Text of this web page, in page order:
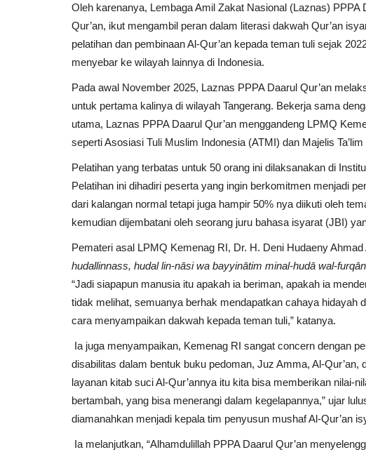
Oleh karenanya, Lembaga Amil Zakat Nasional (Laznas) PPPA
Qur’an, ikut mengambil peran dalam literasi dakwah Qur’an
pelatihan dan pembinaan Al-Qur’an kepada teman tuli sejak
menyebar ke wilayah lainnya di Indonesia.
Pada awal November 2025, Laznas PPPA Daarul Qur’an
untuk pertama kalinya di wilayah Tangerang. Bekerja sama
utama, Laznas PPPA Daarul Qur’an menggandeng LPMQ
seperti Asosiasi Tuli Muslim Indonesia (ATMI) dan Majelis
Pelatihan yang terbatas untuk 50 orang ini dilaksanakan di
Pelatihan ini dihadiri peserta yang ingin berkomitmen menjadi
dari kalangan normal tetapi juga hampir 50% nya diikuti oleh
kemudian dijembatani oleh seorang juru bahasa isyarat (JBI)
Pemateri asal LPMQ Kemenag RI, Dr. H. Deni Hudaeny
hudallinnass, hudal lin-nāsi wa bayyinātim minal-hudā wal-furqān
“Jadi siapapun manusia itu apakah ia beriman, apakah ia
tidak melihat, semuanya berhak mendapatkan cahaya hidayah
cara menyampaikan dakwah kepada teman tuli,” katanya.
Ia juga menyampaikan, Kemenag RI sangat concern dengan
disabilitas dalam bentuk buku pedoman, Juz Amma, Al-Qur’an,
layanan kitab suci Al-Qur’annya itu kita bisa memberikan nilai-
bertambah, yang bisa menerangi dalam kegelapannya,” ujar
diamanahkan menjadi kepala tim penyusun mushaf Al-Qur’an
Ia melanjutkan, “Alhamdulillah PPPA Daarul Qur’an
News